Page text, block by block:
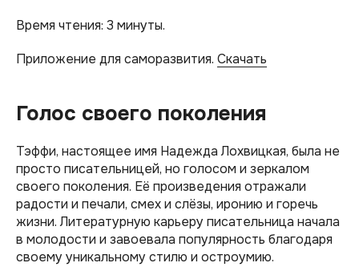
Время чтения: 3 минуты.
Приложение для саморазвития. Скачать
Голос своего поколения
Тэффи, настоящее имя Надежда Лохвицкая, была не
просто писательницей, но голосом и зеркалом
своего поколения. Её произведения отражали
радости и печали, смех и слёзы, иронию и горечь
жизни. Литературную карьеру писательница начала
в молодости и завоевала популярность благодаря
своему уникальному стилю и остроумию.